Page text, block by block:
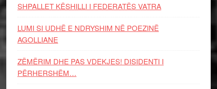
SHPALLET KËSHILLI I FEDERATËS VATRA
LUMI SI UDHË E NDRYSHIM NË POEZINË
AGOLLIANE
ZËMËRIM DHE PAS VDEKJES! DISIDENTI I
PËRHERSHËM…